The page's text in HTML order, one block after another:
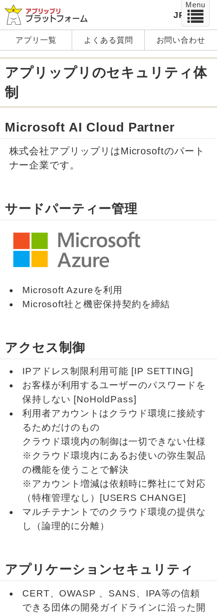
JP EN
アプリ一覧 よくある質問 お問い合わせ
アプリップリのセキュリティ体
制
Microsoft AI Cloud Partner
株式会社アプリップリはMicrosoftのパート
ナー企業です。
サードパーティー管理
Microsoft Azureを利用
Microsoft社と機密保持契約を締結
アクセス制御
IPアドレス制限利用可能 [IP SETTING]
お客様が利用するユーザーのパスワードを
保持しない [NoHoldPass]
利用者アカウントはクラウド環境に接続す
るためだけのもの
クラウド環境内の制御は一切できない仕様
※クラウド環境内にあるお使いの弥生製品
の機能を使うことで解決
※アカウント増減は依頼時に弊社にて対応
（特権管理なし）[USERS CHANGE]
マルチテナントでのクラウド環境の提供な
し（論理的に分離）
アプリケーションセキュリティ
CERT、OWASP 、SANS、IPA等の信頼
できる団体の開発ガイドラインに沿った開
Menu